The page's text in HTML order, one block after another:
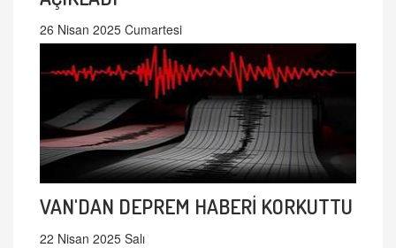
26 Nisan 2025 Cumartesi
VAN'DAN DEPREM HABERİ KORKUTTU
22 Nisan 2025 Salı